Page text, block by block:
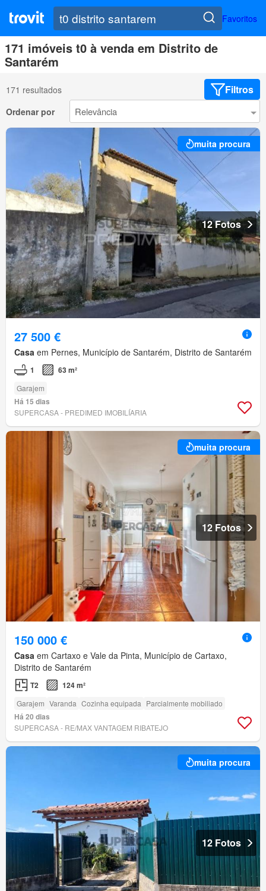
Favoritos
171 imóveis t0 à venda em Distrito de
Santarém
171 resultados Filtros
Ordenar por
muita procura
12 Fotos
27 500 €
Casa em Pernes, Município de Santarém, Distrito de Santarém
1 63 m²
Garajem
Há 15 dias
SUPERCASA - PREDIMED IMOBILÍARIA
muita procura
12 Fotos
150 000 €
Casa em Cartaxo e Vale da Pinta, Município de Cartaxo,
Distrito de Santarém
T2 124 m²
Garajem Varanda Cozinha equipada Parcialmente mobiliado
Há 20 dias
SUPERCASA - RE/MAX VANTAGEM RIBATEJO
muita procura
12 Fotos